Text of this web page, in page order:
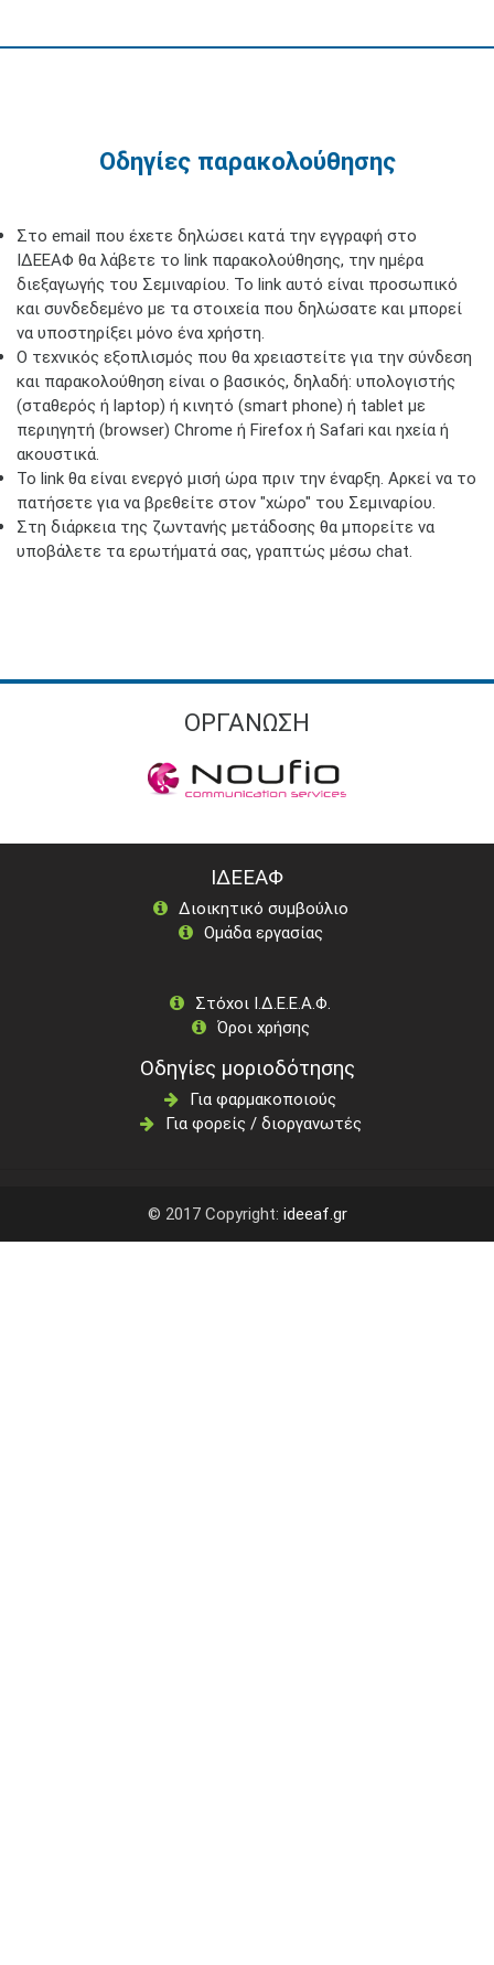
Οδηγίες παρακολούθησης
Στο email που έχετε δηλώσει κατά την εγγραφή στο
ΙΔΕΕΑΦ θα λάβετε το link παρακολούθησης, την ημέρα
διεξαγωγής του Σεμιναρίου. To link αυτό είναι προσωπικό
και συνδεδεμένο με τα στοιχεία που δηλώσατε και μπορεί
να υποστηρίξει μόνο ένα χρήστη.
Ο τεχνικός εξοπλισμός που θα χρειαστείτε για την σύνδεση
και παρακολούθηση είναι ο βασικός, δηλαδή: υπολογιστής
(σταθερός ή laptop) ή κινητό (smart phone) ή tablet με
περιηγητή (browser) Chrome ή Firefox ή Safari και ηχεία ή
ακουστικά.
Το link θα είναι ενεργό μισή ώρα πριν την έναρξη. Αρκεί να το
πατήσετε για να βρεθείτε στον "χώρο" του Σεμιναρίου.
Στη διάρκεια της ζωντανής μετάδοσης θα μπορείτε να
υποβάλετε τα ερωτήματά σας, γραπτώς μέσω chat.
ΟΡΓΑΝΩΣΗ
ΙΔΕΕΑΦ
Διοικητικό συμβούλιο
Ομάδα εργασίας
Στόχοι Ι.Δ.Ε.Ε.Α.Φ.
Όροι χρήσης
Οδηγίες μοριοδότησης
Για φαρμακοποιούς
Για φορείς / διοργανωτές
© 2017 Copyright: ideeaf.gr